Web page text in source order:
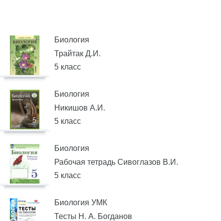
Биология
Трайтак Д.И.
5 класс
Биология
Никишов А.И.
5 класс
Биология
Рабочая тетрадь Сивоглазов В.И.
5 класс
Биология УМК
Тесты Н. А. Богданов